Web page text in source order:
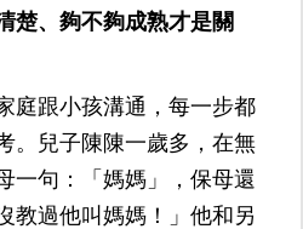
楚、夠不夠成熟才是關
庭跟小孩溝通，每一步都
。兒子陳陳一歲多，在無
一句：「媽媽」，保母還
教過他叫媽媽！」他和另